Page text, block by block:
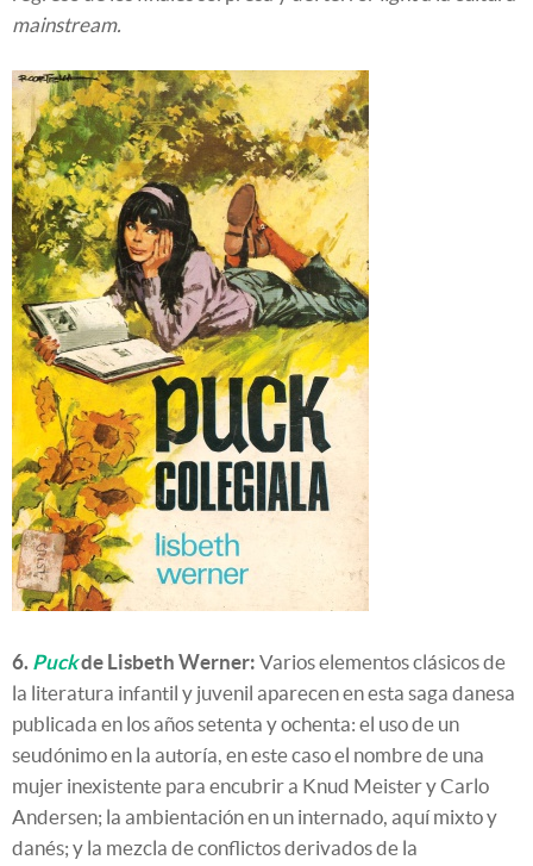
mainstream.
6. Puckde Lisbeth Werner: Varios elementos clásicos de
la literatura infantil y juvenil aparecen en esta saga danesa
publicada en los años setenta y ochenta: el uso de un
seudónimo en la autoría, en este caso el nombre de una
mujer inexistente para encubrir a Knud Meister y Carlo
Andersen; la ambientación en un internado, aquí mixto y
danés; y la mezcla de conflictos derivados de la